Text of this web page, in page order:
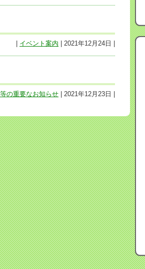
イベント案内 | 2021年12月24日 |
の重要なお知らせ | 2021年12月23日 |